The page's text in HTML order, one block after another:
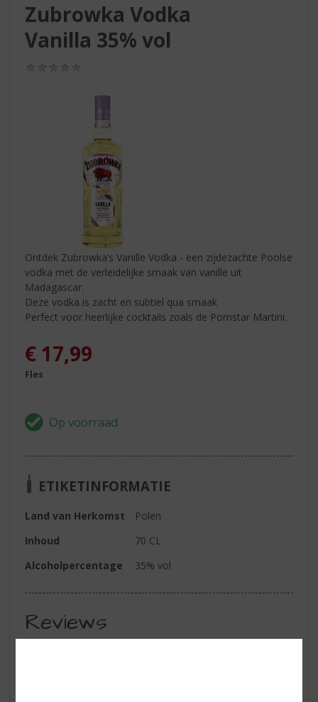
Zubrowka Vodka
Vanilla 35% vol
Ontdek Zubrowka’s Vanille Vodka - een zijdezachte Poolse
vodka met de verleidelijke smaak van vanille uit
Madagascar.
Deze vodka is zacht en subtiel qua smaak
Perfect voor heerlijke cocktails zoals de Pornstar Martini.
€ 17,99
Fles
ETIKETINFORMATIE
Land van Herkomst
Polen
Inhoud
70 CL
Alcoholpercentage
35% vol
Reviews